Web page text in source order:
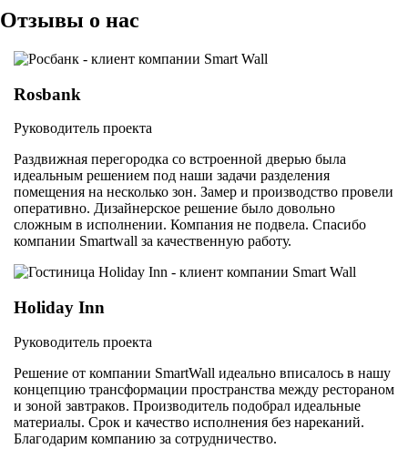
Отзывы о нас
Rosbank
Руководитель проекта
Раздвижная перегородка со встроенной дверью была
идеальным решением под наши задачи разделения
помещения на несколько зон. Замер и производство провели
оперативно. Дизайнерское решение было довольно
сложным в исполнении. Компания не подвела. Спасибо
компании Smartwall за качественную работу.
Holiday Inn
Руководитель проекта
Решение от компании SmartWall идеально вписалось в нашу
концепцию трансформации пространства между рестораном
и зоной завтраков. Производитель подобрал идеальные
материалы. Срок и качество исполнения без нареканий.
Благодарим компанию за сотрудничество.